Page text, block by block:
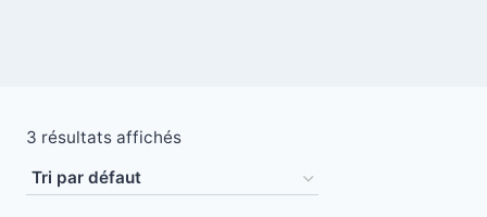
3 résultats affichés